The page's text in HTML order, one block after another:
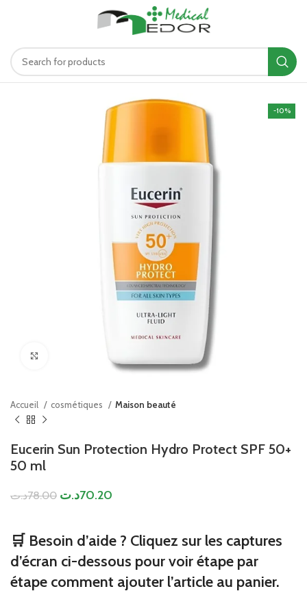
-10%
Accueil cosmétiques Maison beauté
Eucerin Sun Protection Hydro Protect SPF 50+
50 ml
78.00د.ت 70.20د.ت
🛒 Besoin d’aide ? Cliquez sur les captures
d’écran ci-dessous pour voir étape par
étape comment ajouter l’article au panier.